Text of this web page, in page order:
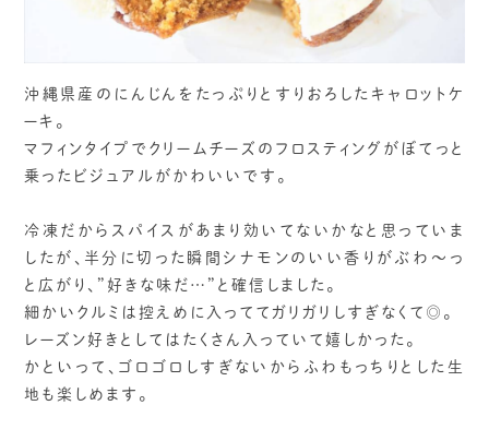
沖縄県産のにんじんをたっぷりとすりおろしたキャロットケ
ーキ。
マフィンタイプでクリームチーズのフロスティングがぼてっと
乗ったビジュアルがかわいいです。
冷凍だからスパイスがあまり効いてないかなと思っていま
したが、半分に切った瞬間シナモンのいい香りがぶわ〜っ
と広がり、”好きな味だ…”と確信しました。
細かいクルミは控えめに入っててガリガリしすぎなくて◎。
レーズン好きとしてはたくさん入っていて嬉しかった。
かといって、ゴロゴロしすぎないからふわもっちりとした生
地も楽しめます。